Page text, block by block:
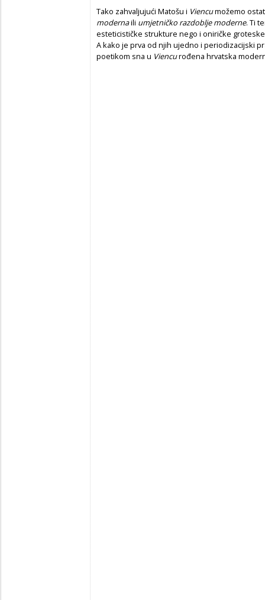
Tako zahvaljujući Matošu i Viencumožemo
modernaili umjetničko razdoblje moderne. Ti
esteticističke strukture nego i oniričke
A kako je prva od njih ujedno i periodizacijski
poetikom sna u Viencurođena hrvatska